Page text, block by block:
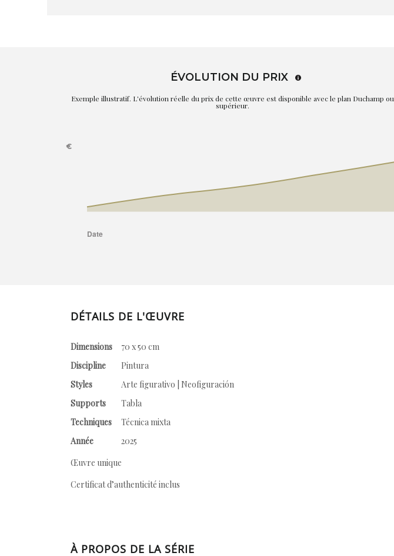
ÉVOLUTION DU PRIX
Exemple illustratif. L'évolution réelle du prix de cette œuvre est disponible avec le plan Duchamp ou
supérieur.
DÉTAILS DE L'ŒUVRE
Dimensions
70 x 50 cm
Discipline
Pintura
Styles
Arte figurativo | Neofiguración
Supports
Tabla
Techniques
Técnica mixta
Année
2025
Œuvre unique
Certificat d’authenticité inclus
À PROPOS DE LA SÉRIE